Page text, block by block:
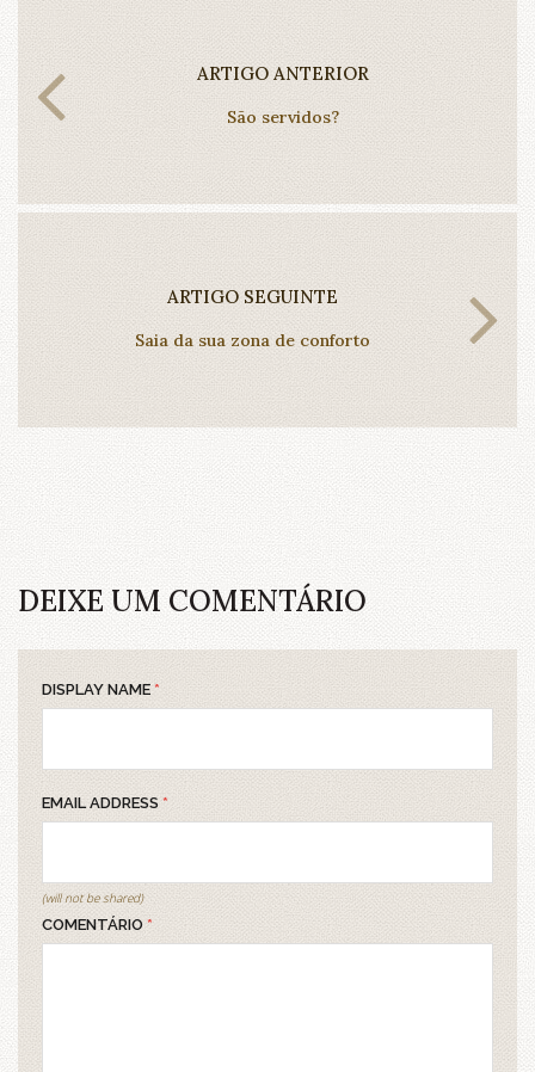
ARTIGO ANTERIOR
São servidos?
ARTIGO SEGUINTE
Saia da sua zona de conforto
DEIXE UM COMENTÁRIO
DISPLAY NAME *
EMAIL ADDRESS *
(will not be shared)
COMENTÁRIO *